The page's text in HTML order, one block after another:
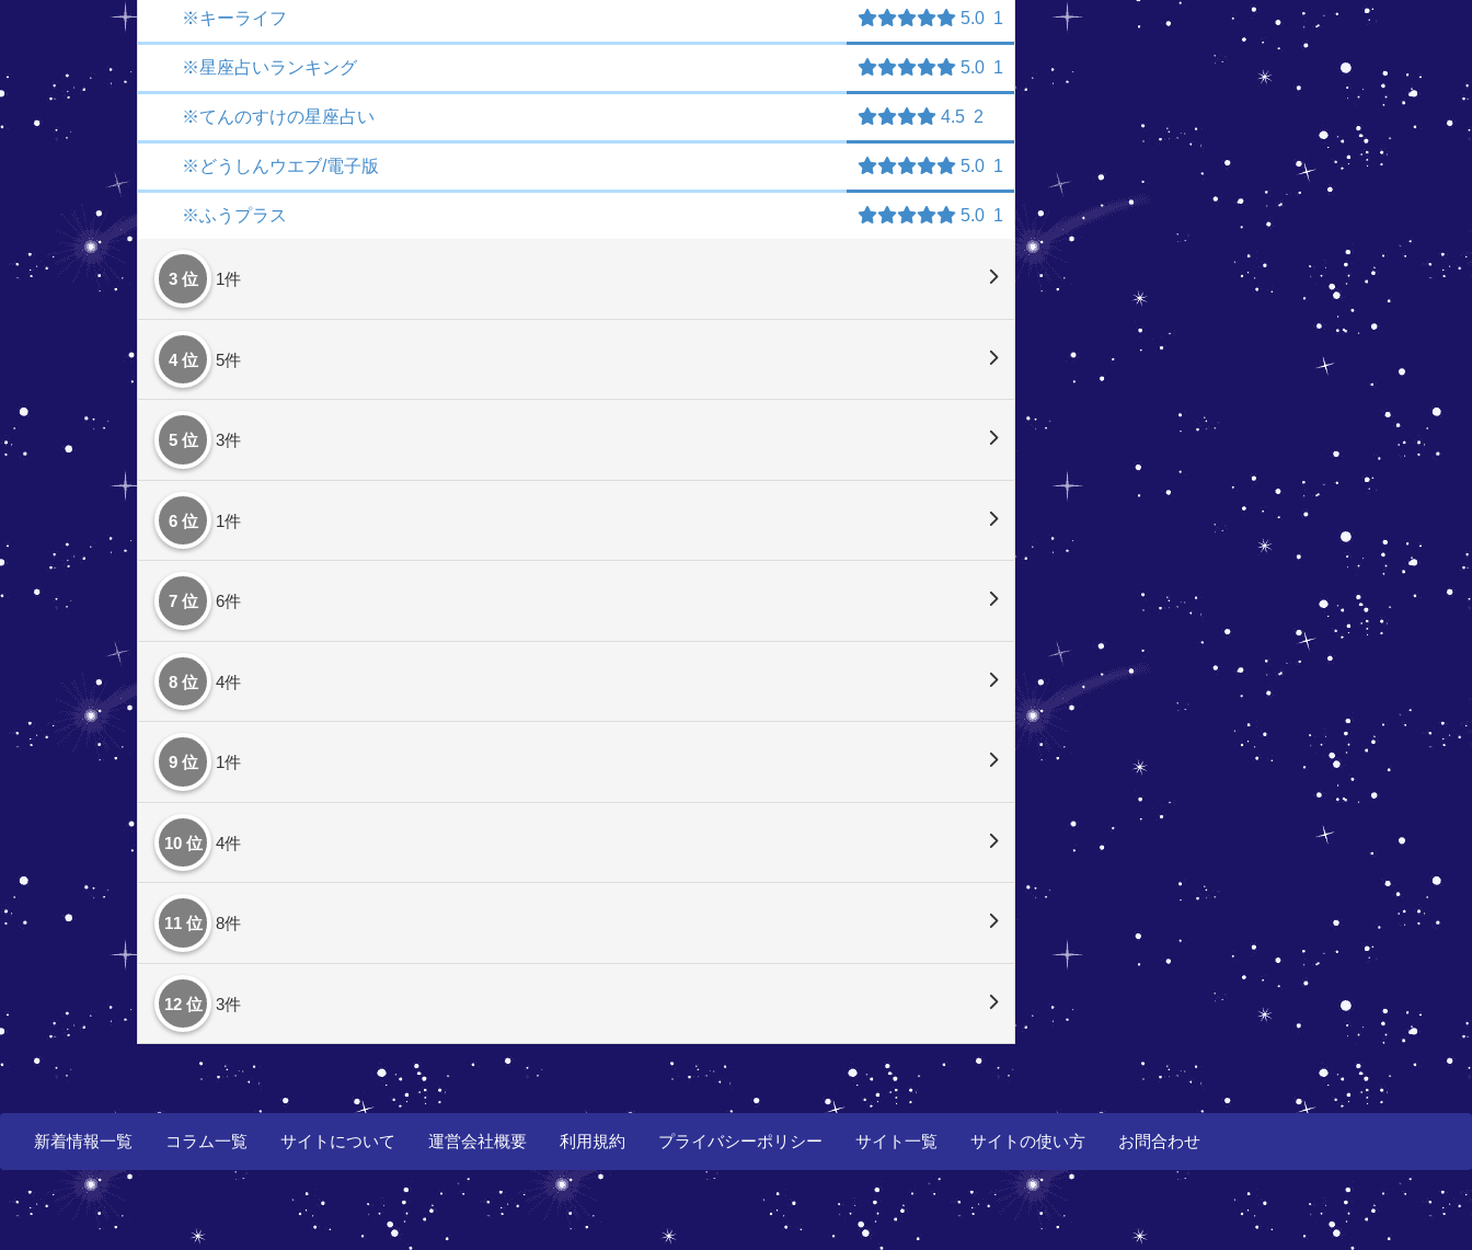
※キーライフ 5.0 1
※星座占いランキング 5.0 1
※てんのすけの星座占い 4.5 2
※どうしんウエブ/電子版 5.0 1
※ふうプラス 5.0 1
3 位 1件
4 位 5件
5 位 3件
6 位 1件
7 位 6件
8 位 4件
9 位 1件
10 位 4件
11 位 8件
12 位 3件
新着情報一覧 コラム一覧 サイトについて 運営会社概要 利用規約 プライバシーポリシー サイト一覧 サイトの使い方 お問合わせ